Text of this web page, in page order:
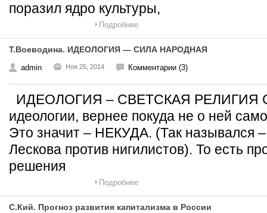
поразил ядро культуры,
Подробнее
Т.Воеводина. ИДЕОЛОГИЯ — СИЛА НАРОДНАЯ
admin Ноя 25, 2014 Комментарии (3)
ИДЕОЛОГИЯ – СВЕТСКАЯ РЕЛИГИЯ
идеологии, вернее покуда не о ней
Это значит – НЕКУДА. (Так назывался
Лескова против нигилистов). То есть
решения
Подробнее
С.Кий. Прогноз развития капитализма в России